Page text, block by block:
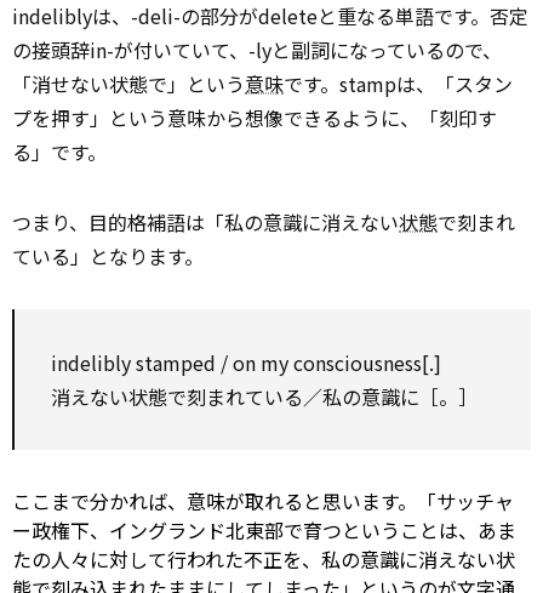
indeliblyは、-deli-の部分がdeleteと重なる単語です。否定
の接頭辞in-が付いていて、-lyと副詞になっているので、
「消せない状態で」という意味です。stampは、「スタン
プを押す」という意味から想像できるように、「刻印す
る」です。
つまり、目的格補語は「私の意識に消えない状態で刻まれ
ている」となります。
indelibly stamped /on my consciousness[.]
消えない状態で刻まれている／私の意識に［。］
ここまで分かれば、意味が取れると思います。「サッチャ
ー政権下、イングランド北東部で育つということは、あま
たの人々に対して行われた不正を、私の意識に消えない状